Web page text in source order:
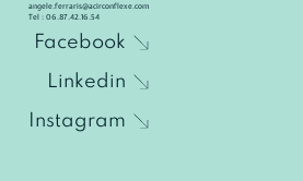
angele.ferraris@acirconflexe.com
Tel : 06.87.42.16.54
Facebook
Linkedin
Instagram